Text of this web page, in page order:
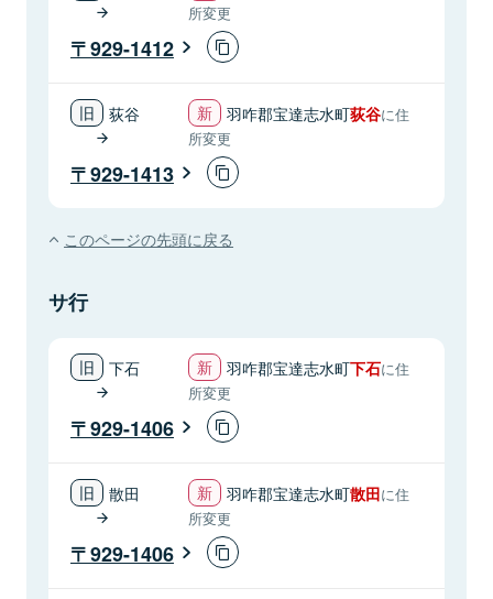
所変更
929-1412
荻谷 羽咋郡宝達志水町荻谷に住
所変更
929-1413
このページの先頭に戻る
サ行
下石 羽咋郡宝達志水町下石に住
所変更
929-1406
散田 羽咋郡宝達志水町散田に住
所変更
929-1406